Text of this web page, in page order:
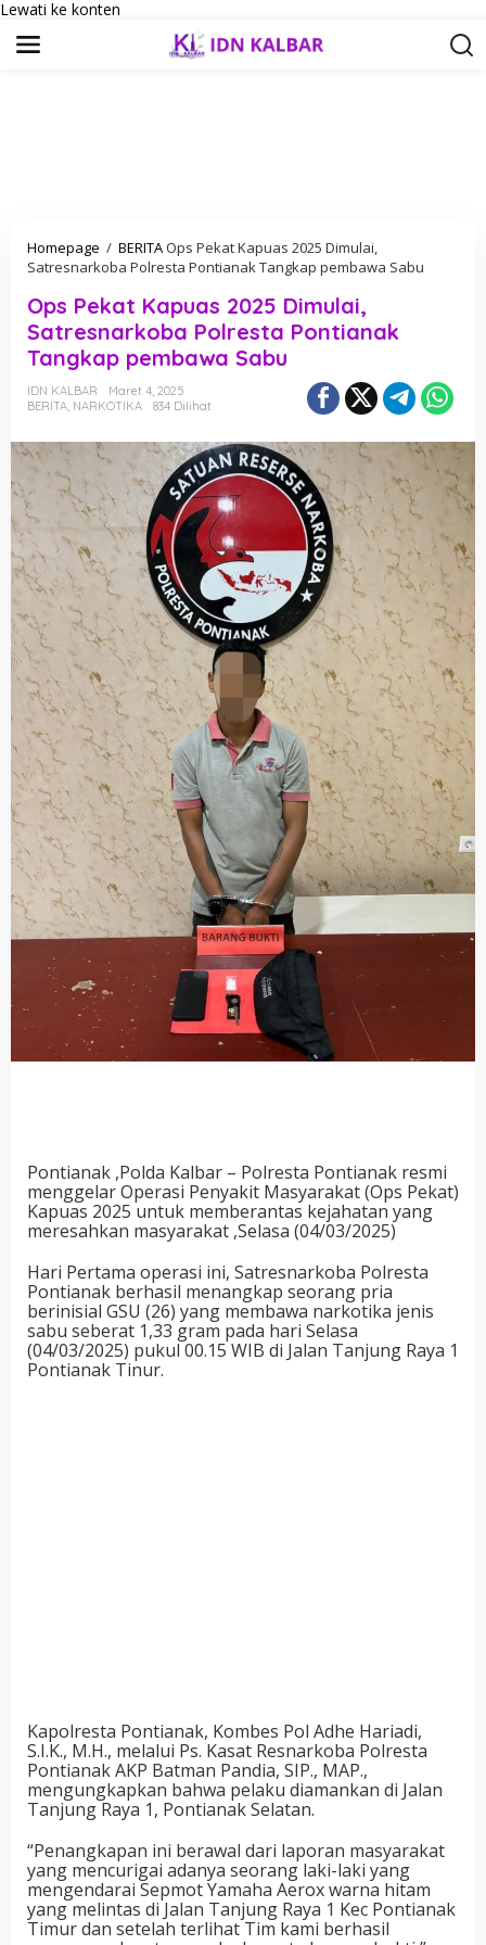
Lewati ke konten
Homepage / BERITAOps Pekat Kapuas 2025 Dimulai,
Satresnarkoba Polresta Pontianak Tangkap pembawa Sabu
Ops Pekat Kapuas 2025 Dimulai,
Satresnarkoba Polresta Pontianak
Tangkap pembawa Sabu
IDN KALBAR
Maret 4, 2025
BERITA, NARKOTIKA 834 Dilihat
Pontianak ,Polda Kalbar – Polresta Pontianak resmi
menggelar Operasi Penyakit Masyarakat (Ops Pekat)
Kapuas 2025 untuk memberantas kejahatan yang
meresahkan masyarakat ,Selasa (04/03/2025)
Hari Pertama operasi ini, Satresnarkoba Polresta
Pontianak berhasil menangkap seorang pria
berinisial GSU (26) yang membawa narkotika jenis
sabu seberat 1,33 gram pada hari Selasa
(04/03/2025) pukul 00.15 WIB di Jalan Tanjung Raya 1
Pontianak Tinur.
Kapolresta Pontianak, Kombes Pol Adhe Hariadi,
S.I.K., M.H., melalui Ps. Kasat Resnarkoba Polresta
Pontianak AKP Batman Pandia, SIP., MAP.,
mengungkapkan bahwa pelaku diamankan di Jalan
Tanjung Raya 1, Pontianak Selatan.
“Penangkapan ini berawal dari laporan masyarakat
yang mencurigai adanya seorang laki-laki yang
mengendarai Sepmot Yamaha Aerox warna hitam
yang melintas di Jalan Tanjung Raya 1 Kec Pontianak
Timur dan setelah terlihat Tim kami berhasil